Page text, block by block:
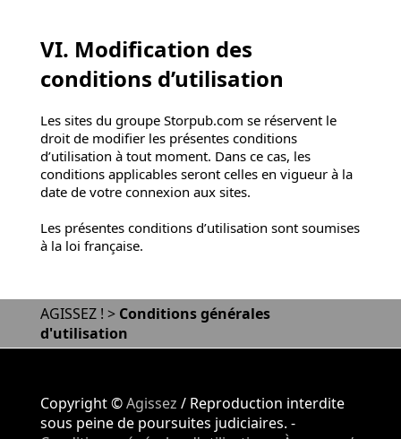
VI. Modification des
conditions d’utilisation
Les sites du groupe Storpub.com se réservent le
droit de modifier les présentes conditions
d’utilisation à tout moment. Dans ce cas, les
conditions applicables seront celles en vigueur à la
date de votre connexion aux sites.
Les présentes conditions d’utilisation sont soumises
à la loi française.
AGISSEZ ! > Conditions générales
d'utilisation
Copyright ©Agissez / Reproduction interdite
sous peine de poursuites judiciaires. -